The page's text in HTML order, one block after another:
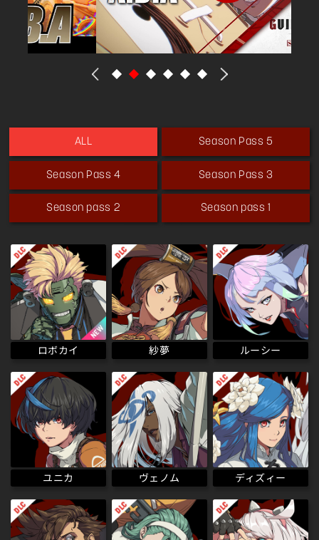
ALL Season Pass 5
Season Pass 4 Season Pass 3
Season pass 2 Season pass 1
ロボカイ 紗夢 ルーシー
ユニカ ヴェノム ディズィー